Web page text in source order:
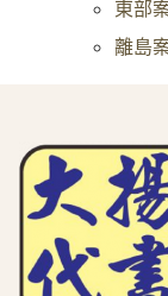
東部
離島